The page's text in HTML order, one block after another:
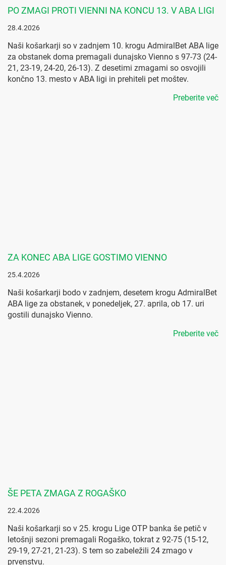
PO ZMAGI PROTI VIENNI NA KONCU 13. V ABA LIGI
28.4.2026
Naši košarkarji so v zadnjem 10. krogu AdmiralBet ABA lige
za obstanek doma premagali dunajsko Vienno s 97-73 (24-
21, 23-19, 24-20, 26-13). Z desetimi zmagami so osvojili
končno 13. mesto v ABA ligi in prehiteli pet moštev.
Preberite več
ZA KONEC ABA LIGE GOSTIMO VIENNO
25.4.2026
Naši košarkarji bodo v zadnjem, desetem krogu AdmiralBet
ABA lige za obstanek, v ponedeljek, 27. aprila, ob 17. uri
gostili dunajsko Vienno.
Preberite več
ŠE PETA ZMAGA Z ROGAŠKO
22.4.2026
Naši košarkarji so v 25. krogu Lige OTP banka še petič v
letošnji sezoni premagali Rogaško, tokrat z 92-75 (15-12,
29-19, 27-21, 21-23). S tem so zabeležili 24 zmago v
prvenstvu.